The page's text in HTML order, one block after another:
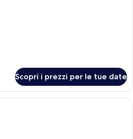
Scopri i prezzi per le tue date
Una camera d'albergo con un letto